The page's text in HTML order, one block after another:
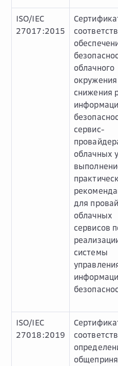
ISO/IEC
27017:2015
облачного
снижения
сервис-
облачных
для
облачных
сервисов
системы
ISO/IEC
27018:2019